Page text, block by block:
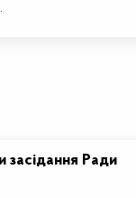
засідання Ради